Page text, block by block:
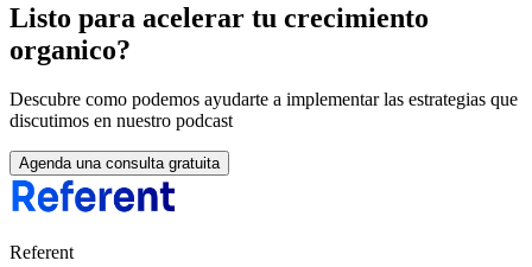
Listo para acelerar tu crecimiento
organico?
Descubre como podemos ayudarte a implementar las estrategias que
discutimos en nuestro podcast
Agenda una consulta gratuita
Referent